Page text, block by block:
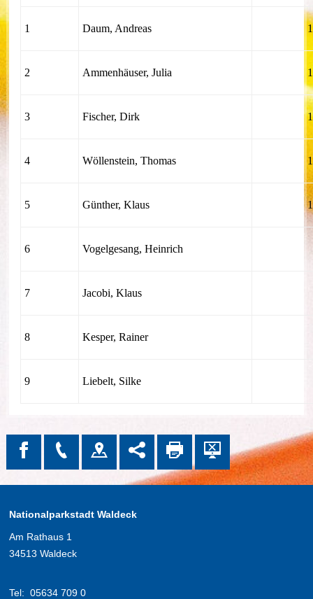
1 Daum, Andreas
2 Ammenhäuser, Julia
3 Fischer, Dirk
4 Wöllenstein, Thomas
5 Günther, Klaus
6 Vogelgesang, Heinrich
7 Jacobi, Klaus
8 Kesper, Rainer
9 Liebelt, Silke
Nationalparkstadt Waldeck
Am Rathaus 1
34513 Waldeck
Tel: 05634 709 0